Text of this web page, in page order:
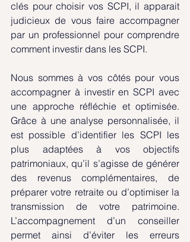
clés pour choisir vos SCPI, il apparait
judicieux de vous faire accompagner
par un professionnel pour comprendre
comment investir dans les SCPI.
Nous sommes à vos côtés pour vous
accompagner à investir en SCPI avec
une approche réfléchie et optimisée.
Grâce à une analyse personnalisée, il
est possible d’identifier les SCPI les
plus adaptées à vos objectifs
patrimoniaux, qu’il s’agisse de générer
des revenus complémentaires, de
préparer votre retraite ou d’optimiser la
transmission de votre patrimoine.
L’accompagnement d’un conseiller
permet ainsi d’éviter les erreurs